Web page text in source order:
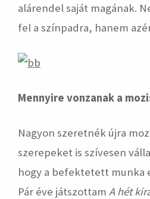
alárendel saját magának.
fel a színpadra, hanem
Mennyire vonzanak a
Nagyon szeretnék újra
szerepeket is szívesen
hogy a befektetett munka
Pár éve játszottam A hét